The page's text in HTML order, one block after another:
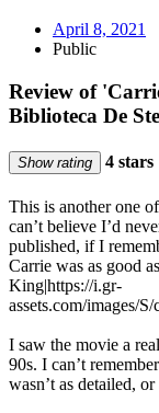
April 8, 2021
Public
Review of
Biblioteca De
Show rating 4 stars
This is another one
can’t believe I’d
published, if I
Carrie was as good
King|https://i.gr-
assets.com/images/
I saw the movie a
90s. I can’t
wasn’t as detailed,